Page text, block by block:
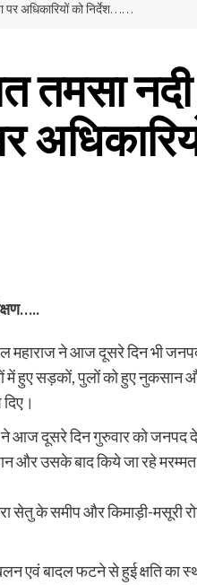
पर अधिकारियों को निर्देश……
तमसा
महाराज ने आज दूसरे दिन भी
में हुए सड़कों, पुलों को हुए नुकसान
आज दूसरे दिन गुरुवार को जनपद
और उसके बाद किये जा रहे मरम्मत
सेतु के समीप और किमाड़ी-मसूरी
एवं बादल फटने से हुई क्षति का